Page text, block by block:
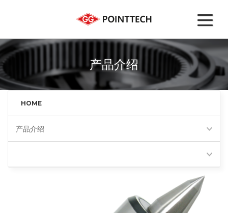
产品介绍
HOME
产品介绍
高精度回转顶尖(BS)